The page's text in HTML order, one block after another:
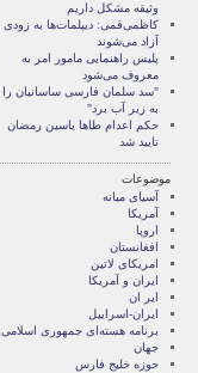
وثیقه مشکل داریم
کاظمی‌قمی: دیپلمات‌ها به زودی
آزاد می‌شوند
پلیس راهنمایی مامور امر به
معروف می‌شود
"سد سلمان فارسی ساسانیان را
به زیر آب برد"
حکم اعدام طاها یاسین رمضان
تایید شد
موضوعات
آسيای ميانه
آمریکا
اروپا
افغانستان
امریکای لاتین
ايران و آمريکا
ایر ان
ایران-اسراییل
برنامه هسته‌ای جمهوری اسلامی
جهان
حوزه خلیج فارس